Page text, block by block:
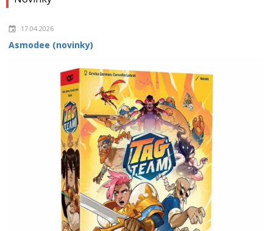
17.04.2026
Asmodee (novinky)